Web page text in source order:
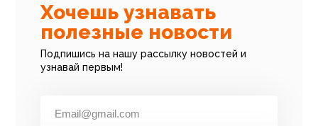
Хочешь узнавать
полезные новости
Подпишись на нашу рассылку новостей и
узнавай первым!